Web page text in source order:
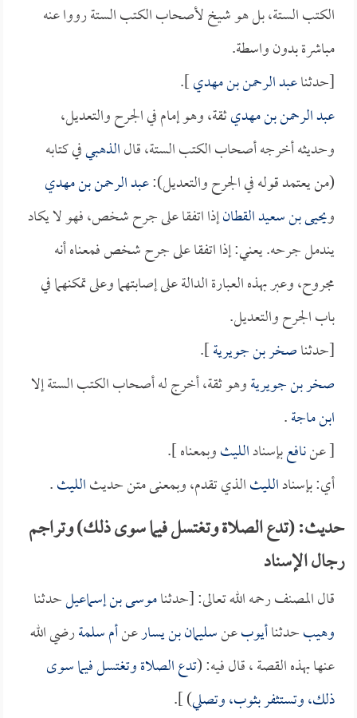
الكتب الستة، بل هو شيخ لأصحاب الكتب الستة رووا عنه
مباشرة بدون واسطة.
[حدثناعبد الرحمن بن مهدي].
عبد الرحمن بن مهديثقة، وهو إمام في الجرح والتعديل،
وحديثه أخرجه أصحاب الكتب الستة، قالالذهبيفي كتابه
(من يعتمد قوله في الجرح والتعديل):عبد الرحمن بن مهدي
ويحيى بن سعيد القطانإذا اتفقا على جرح شخص، فهو لا يكاد
يندمل جرحه. يعني: إذا اتفقا على جرح شخص فمعناه أنه
مجروح، وعبر بهذه العبارة الدالة على إصابتهما وعلى تمكنهما في
باب الجرح والتعديل.
[حدثناصخر بن جويرية].
صخر بن جويريةوهو ثقة، أخرج له أصحاب الكتب الستة إلا
ابن ماجة.
[ عننافعبإسنادالليثوبمعناه ].
أي: بإسنادالليثالذي تقدم، وبمعنى متن حديثالليث.
حديث: (تدع الصلاة وتغتسل فيما سوى ذلك) وتراجم
رجال الإسناد
قال المصنف رحمه الله تعالى: [حدثناموسى بن إسماعيلحدثنا
وهيبحدثناأيوبعنسليمان بن يسارعنأم سلمةرضي الله
عنها بهذه القصة ، قال فيه: (تدع الصلاة وتغتسل فيما سوى
ذلك، وتستثفر بثوب، وتصلي) ].